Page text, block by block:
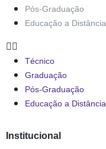
Pós-Graduação
Educação a Distância
Técnico
Graduação
Pós-Graduação
Educação a Distância
Institucional